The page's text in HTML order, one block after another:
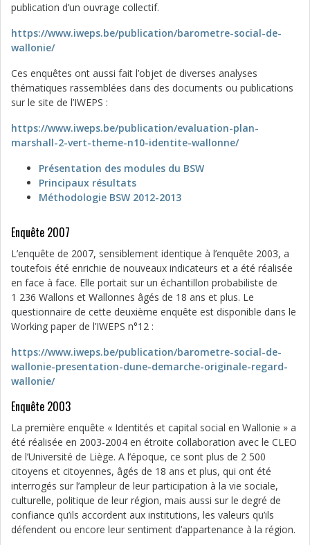
publication d’un ouvrage collectif.
https://www.iweps.be/publication/barometre-social-de-
wallonie/
Ces enquêtes ont aussi fait l’objet de diverses analyses
thématiques rassemblées dans des documents ou publications
sur le site de l’IWEPS :
https://www.iweps.be/publication/evaluation-plan-
marshall-2-vert-theme-n10-identite-wallonne/
Présentation des modules du BSW
Principaux résultats
Méthodologie BSW 2012-2013
Enquête 2007
L’enquête de 2007, sensiblement identique à l’enquête 2003, a
toutefois été enrichie de nouveaux indicateurs et a été réalisée
en face à face. Elle portait sur un échantillon probabiliste de
1 236 Wallons et Wallonnes âgés de 18 ans et plus. Le
questionnaire de cette deuxième enquête est disponible dans le
Working paper de l’IWEPS n°12 :
https://www.iweps.be/publication/barometre-social-de-
wallonie-presentation-dune-demarche-originale-regard-
wallonie/
Enquête 2003
La première enquête « Identités et capital social en Wallonie » a
été réalisée en 2003-2004 en étroite collaboration avec le CLEO
de l’Université de Liège. A l’époque, ce sont plus de 2 500
citoyens et citoyennes, âgés de 18 ans et plus, qui ont été
interrogés sur l’ampleur de leur participation à la vie sociale,
culturelle, politique de leur région, mais aussi sur le degré de
confiance qu’ils accordent aux institutions, les valeurs qu’ils
défendent ou encore leur sentiment d’appartenance à la région.